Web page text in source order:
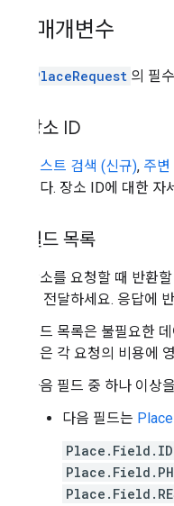
필수 매개변수
FetchPlaceRequest 의 필
장소 ID
텍스트 검색 (신규), 주
니다. 장소 ID에 대한 자
필드 목록
장소를 요청할 때 반환
을 전달하세요. 응답에
필드 목록은 불필요한
록은 각 요청의 비용에
다음 필드 중 하나 이상
다음 필드는
Place.Field.ID